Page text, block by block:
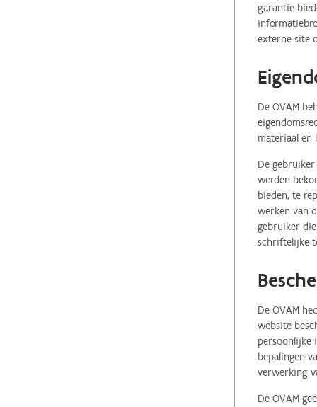
garantie
externe site
De OVAM
materiaal en
De
werden
bieden, te
werken van
gebruiker
schriftelijke
De OVAM
website
persoonlijke
bepalingen
verwerking
De OVAM